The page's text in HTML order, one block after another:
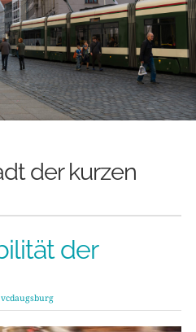
der kurzen
der
vcdaugsburg